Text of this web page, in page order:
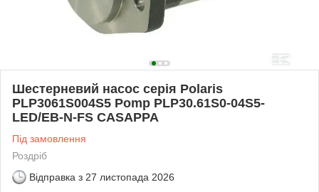
Шестерневий насос серія Polaris
PLP3061S004S5 Pomp PLP30.61S0-04S5-
LED/EB-N-FS CASAPPA
Під замовлення
Роздріб
Відправка з 27 листопада 2026